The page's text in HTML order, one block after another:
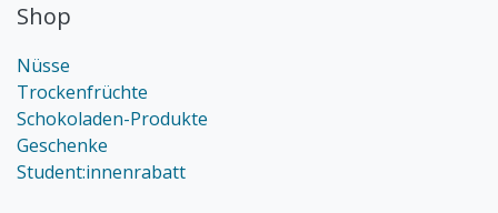
Shop
Nüsse
Trockenfrüchte
Schokoladen-Produkte
Geschenke
Student:innenrabatt